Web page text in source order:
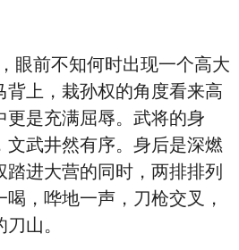
前不知何时出现一个高大
背上，栽孙权的角度看来高
更是充满屈辱。武将的身
文武井然有序。身后是深燃
进大营的同时，两排排列
，哗地一声，刀枪交叉，
山。